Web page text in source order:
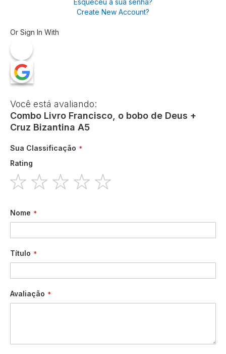
Você está avaliando:
Combo Livro Francisco, o bobo de Deus +
Cruz Bizantina A5
Sua Classificação
Rating
Nome
Título
Avaliação
Esqueceu a sua senha?
Create New Account?
Or Sign In With